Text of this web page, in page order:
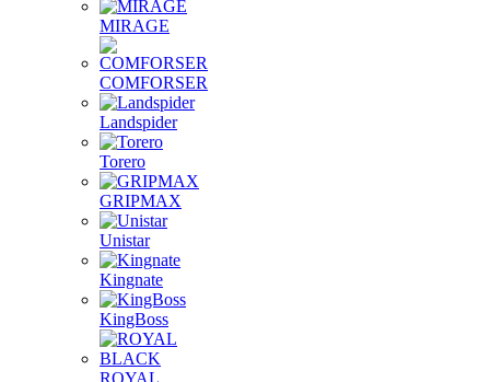
MIRAGE
COMFORSER
Landspider
Torero
GRIPMAX
Unistar
Kingnate
KingBoss
ROYAL